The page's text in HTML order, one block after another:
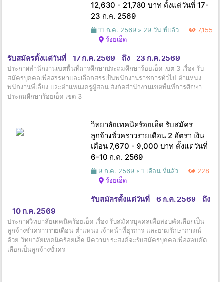
12,630 - 21,780 บาท ตั้งแต่วันที่ 17-
23 ก.ค. 2569
11 ก.ค. 2569 » 29 วัน ที่แล้ว
7,155
ร้อยเอ็ด
รับสมัครตั้งแต่วันที่ 17 ก.ค. 2569 ถึง 23 ก.ค. 2569
ประกาศสำนักงานเขตพื้นที่การศึกษาประถมศึกษาร้อยเอ็ด เขต 3 เรื่อง รับ
สมัครบุคคลเพื่อสรรหาและเลือกสรรเป็นพนักงานราชการทั่วไป ตำแหน่ง
พนักงานพี่เลี้ยง และตำแหน่งครูผู้สอน สังกัดสำนักงานเขตพื้นที่การศึกษา
ประถมศึกษาร้อยเอ็ด เขต 3
วิทยาลัยเทคนิคร้อยเอ็ด รับสมัคร
ลูกจ้างชั่วคราวรายเดือน 2 อัตรา เงิน
เดือน 7,670 - 9,000 บาท ตั้งแต่วันที่
6-10 ก.ค. 2569
9 ก.ค. 2569 » 1 เดือน ที่แล้ว
228
ร้อยเอ็ด
รับสมัครตั้งแต่วันที่ 6 ก.ค. 2569
ถึง
10 ก.ค. 2569
ประกาศวิทยาลัยเทคนิคร้อยเอ็ด เรื่อง รับสมัครบุคคลเพื่อสอบคัดเลือกเป็น
ลูกจ้างชั่วคราวรายเดือน ตำแหน่ง เจ้าหน้าที่ธุรการ และยามรักษาการณ์
ด้วย วิทยาลัยเทคนิคร้อยเอ็ด มีความประสงค์จะรับสมัครบุคคลเพื่อสอบคัด
เลือกเป็นลูกจ้างชั่วคร